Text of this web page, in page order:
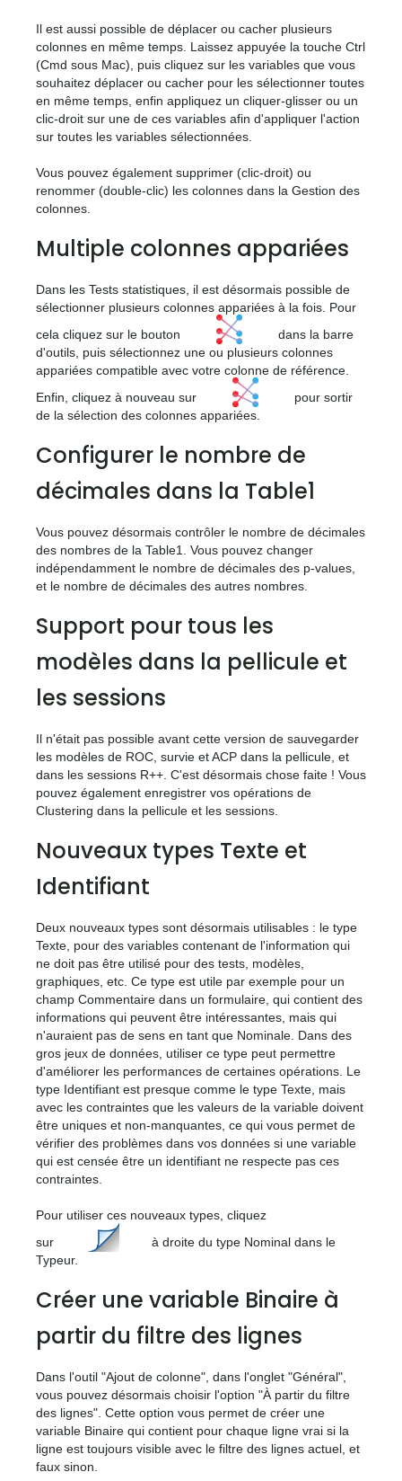
Il est aussi possible de déplacer ou cacher plusieurs
colonnes en même temps. Laissez appuyée la touche Ctrl
(Cmd sous Mac), puis cliquez sur les variables que vous
souhaitez déplacer ou cacher pour les sélectionner toutes
en même temps, enfin appliquez un cliquer-glisser ou un
clic-droit sur une de ces variables afin d'appliquer l'action
sur toutes les variables sélectionnées.
Vous pouvez également supprimer (clic-droit) ou
renommer (double-clic) les colonnes dans la Gestion des
colonnes.
Multiple colonnes appariées
Dans les Tests statistiques, il est désormais possible de
sélectionner plusieurs colonnes appariées à la fois. Pour
cela cliquez sur le bouton
<icone>
dans la barre
d'outils, puis sélectionnez une ou plusieurs colonnes
appariées compatible avec votre colonne de référence.
Enfin, cliquez à nouveau sur
<icone>
pour sortir
de la sélection des colonnes appariées.
Configurer le nombre de
décimales dans la Table1
Vous pouvez désormais contrôler le nombre de décimales
des nombres de la Table1. Vous pouvez changer
indépendamment le nombre de décimales des p-values,
et le nombre de décimales des autres nombres.
Support pour tous les
modèles dans la pellicule et
les sessions
Il n'était pas possible avant cette version de sauvegarder
les modèles de ROC, survie et ACP dans la pellicule, et
dans les sessions R++. C'est désormais chose faite ! Vous
pouvez également enregistrer vos opérations de
Clustering dans la pellicule et les sessions.
Nouveaux types Texte et
Identifiant
Deux nouveaux types sont désormais utilisables : le type
Texte, pour des variables contenant de l'information qui
ne doit pas être utilisé pour des tests, modèles,
graphiques, etc. Ce type est utile par exemple pour un
champ Commentaire dans un formulaire, qui contient des
informations qui peuvent être intéressantes, mais qui
n'auraient pas de sens en tant que Nominale. Dans des
gros jeux de données, utiliser ce type peut permettre
d'améliorer les performances de certaines opérations. Le
type Identifiant est presque comme le type Texte, mais
avec les contraintes que les valeurs de la variable doivent
être uniques et non-manquantes, ce qui vous permet de
vérifier des problèmes dans vos données si une variable
qui est censée être un identifiant ne respecte pas ces
contraintes.
Pour utiliser ces nouveaux types, cliquez
sur
<icone>
à droite du type Nominal dans le
Typeur.
Créer une variable Binaire à
partir du filtre des lignes
Dans l'outil "Ajout de colonne", dans l'onglet "Général",
vous pouvez désormais choisir l'option "À partir du filtre
des lignes". Cette option vous permet de créer une
variable Binaire qui contient pour chaque ligne vrai si la
ligne est toujours visible avec le filtre des lignes actuel, et
faux sinon.